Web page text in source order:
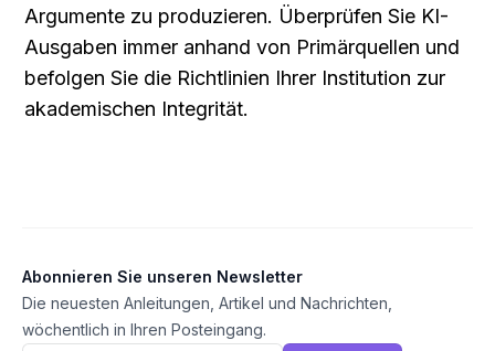
Argumente zu produzieren. Überprüfen Sie KI-
Ausgaben immer anhand von Primärquellen und
befolgen Sie die Richtlinien Ihrer Institution zur
akademischen Integrität.
Abonnieren Sie unseren Newsletter
Die neuesten Anleitungen, Artikel und Nachrichten,
wöchentlich in Ihren Posteingang.